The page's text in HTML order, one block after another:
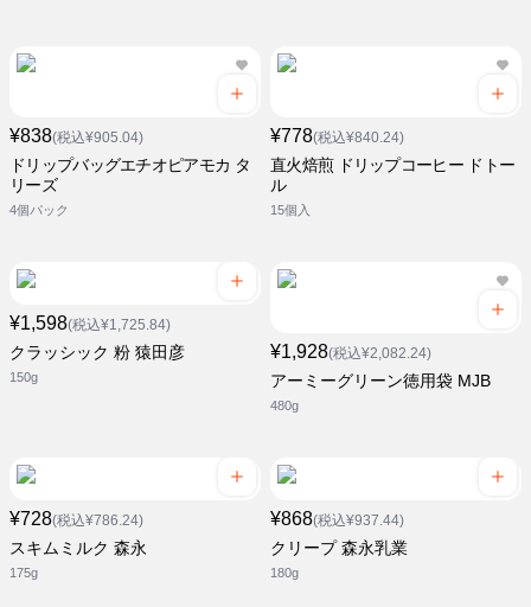
¥838(税込¥905.04)
ドリップバッグエチオピアモカ タ
リーズ
4個パック
¥778(税込¥840.24)
直火焙煎 ドリップコーヒー ドトー
ル
15個入
¥1,598(税込¥1,725.84)
クラッシック 粉 猿田彦
150g
¥1,928(税込¥2,082.24)
アーミーグリーン徳用袋 MJB
480g
¥728(税込¥786.24)
スキムミルク 森永
175g
¥868(税込¥937.44)
クリープ 森永乳業
180g